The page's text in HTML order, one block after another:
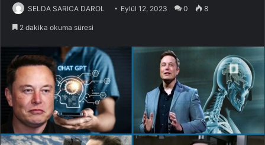
SELDA SARICA DAROL Eylül 12, 2023 0 8
2 dakika okuma süresi